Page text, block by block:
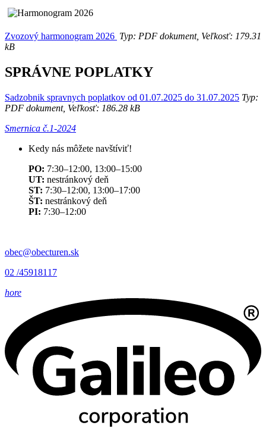
Zvozový harmonogram 2026 Typ: PDF dokument, Veľkosť: 179.31
kB
SPRÁVNE POPLATKY
Sadzobnik spravnych poplatkov od 01.07.2025 do 31.07.2025 Typ:
PDF dokument, Veľkosť: 186.28 kB
Smernica č.1-2024
Kedy nás môžete navštíviť!
PO: 7:30–12:00, 13:00–15:00
UT: nestránkový deň
ST: 7:30–12:00, 13:00–17:00
ŠT: nestránkový deň
PI: 7:30–12:00
obec@obecturen.sk
02 /45918117
hore